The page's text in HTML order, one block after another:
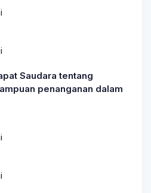
Saudara tentang
penanganan dalam